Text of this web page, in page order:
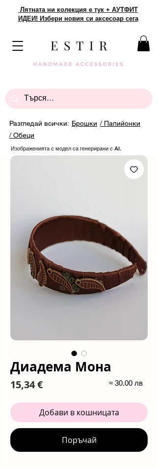
Лятната ни колекция е тук + АУТФИТ
ИДЕИ! Избери новия си аксесоар сега
E S T I R
Разгледай всички: Брошки / Папийонки
/ Обеци
Изображенията с модел са генерирани с AI.
Диадема Мона
15,34 €Цена
Добави в кошницата
Поръчай
≈ 30.00 лв